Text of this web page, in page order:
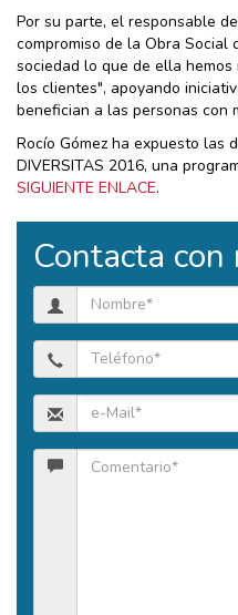
Por su parte, el responsable
compromiso de la Obra
sociedad lo que de ella
los clientes", apoyando
benefician a las personas con
Rocío Gómez ha expuesto las
DIVERSITAS 2016, una
SIGUIENTE ENLACE.
Contacta con